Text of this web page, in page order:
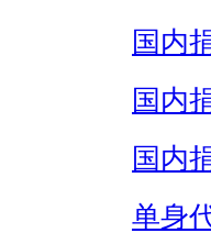
国内
国内
国内
单身